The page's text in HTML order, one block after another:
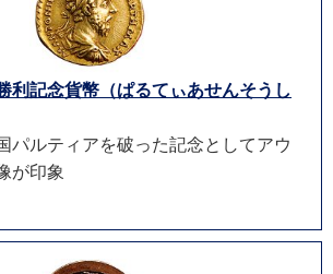
利記念貨幣（ぱるてぃあせんそうし
パルティアを破った記念としてアウ
が印象